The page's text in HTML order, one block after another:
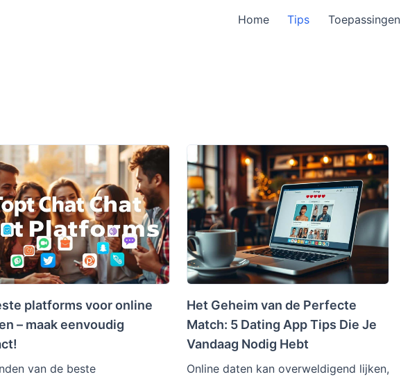
Home Tips Toepassingen
platforms voor online
– maak eenvoudig
van de beste
Het Geheim van de Perfecte
Match: 5 Dating App Tips Die Je
Vandaag Nodig Hebt
Online daten kan overweldigend lijken,